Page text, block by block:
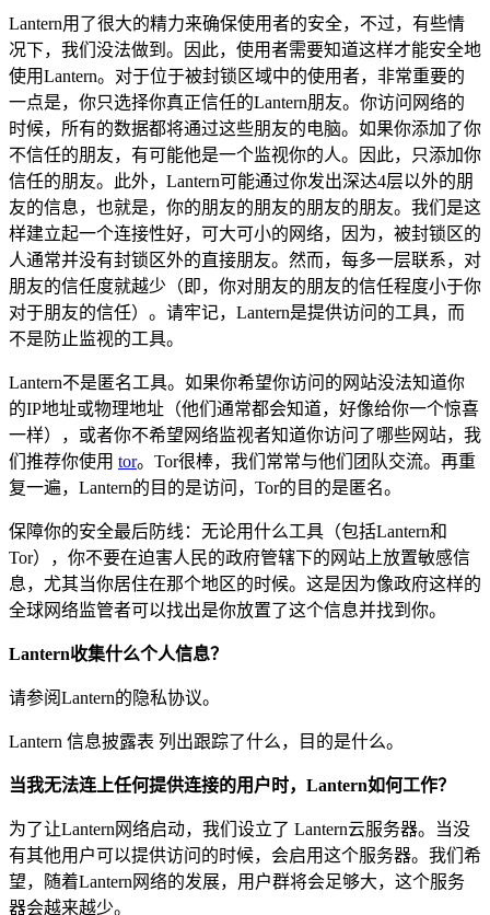
Lantern用了很大的精力来确保使用者的安全，不过，有些情
况下，我们没法做到。因此，使用者需要知道这样才能安全地
使用Lantern。对于位于被封锁区域中的使用者，非常重要的
一点是，你只选择你真正信任的Lantern朋友。你访问网络的
时候，所有的数据都将通过这些朋友的电脑。如果你添加了你
不信任的朋友，有可能他是一个监视你的人。因此，只添加你
信任的朋友。此外，Lantern可能通过你发出深达4层以外的朋
友的信息，也就是，你的朋友的朋友的朋友的朋友。我们是这
样建立起一个连接性好，可大可小的网络，因为，被封锁区的
人通常并没有封锁区外的直接朋友。然而，每多一层联系，对
朋友的信任度就越少（即，你对朋友的朋友的信任程度小于你
对于朋友的信任）。请牢记，Lantern是提供访问的工具，而
不是防止监视的工具。
Lantern不是匿名工具。如果你希望你访问的网站没法知道你
的IP地址或物理地址（他们通常都会知道，好像给你一个惊喜
一样），或者你不希望网络监视者知道你访问了哪些网站，我
们推荐你使用 tor。Tor很棒，我们常常与他们团队交流。再重
复一遍，Lantern的目的是访问，Tor的目的是匿名。
保障你的安全最后防线：无论用什么工具（包括Lantern和
Tor），你不要在迫害人民的政府管辖下的网站上放置敏感信
息，尤其当你居住在那个地区的时候。这是因为像政府这样的
全球网络监管者可以找出是你放置了这个信息并找到你。
Lantern收集什么个人信息？
请参阅Lantern的隐私协议。
Lantern 信息披露表 列出跟踪了什么，目的是什么。
当我无法连上任何提供连接的用户时，Lantern如何工作？
为了让Lantern网络启动，我们设立了 Lantern云服务器。当没
有其他用户可以提供访问的时候，会启用这个服务器。我们希
望，随着Lantern网络的发展，用户群将会足够大，这个服务
器会越来越少。